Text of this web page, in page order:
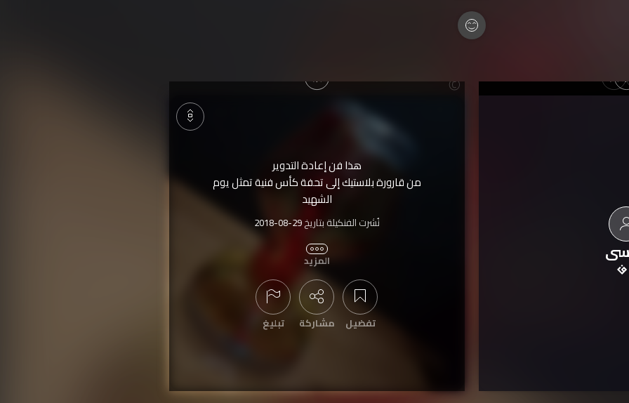
هذا فن إعادة التدوير
من قارورة بلاستيك إلى تحفة كأس فنية تمثل يوم
الشهيد
نُشرت الفنكيلة بتاريخ2018-08-29
تمّت مشاهدتها
المزيد
تفضيل مشاركة تبليغ